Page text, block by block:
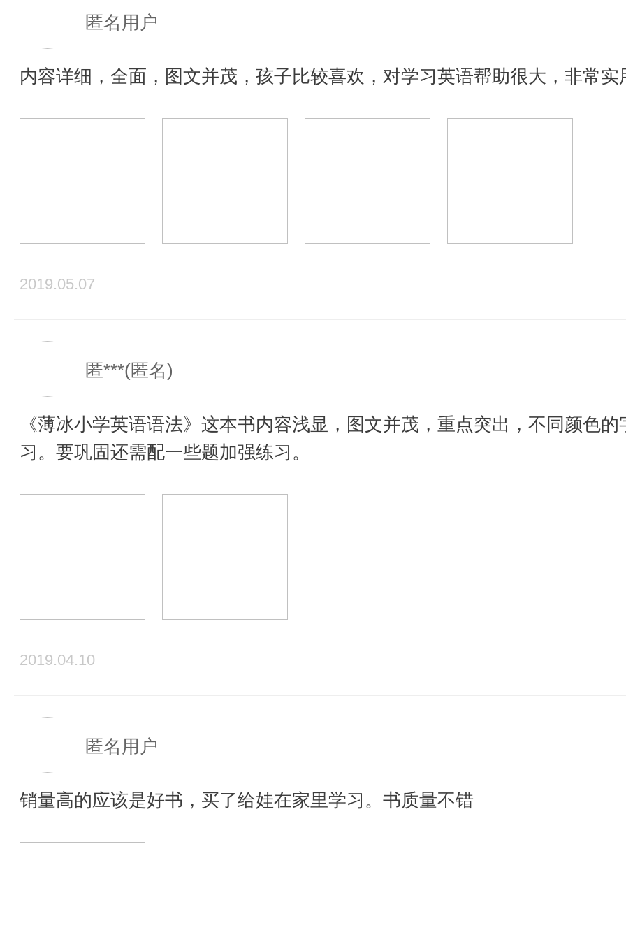
匿名用户
内容详细，全面，图文并茂，孩子比较喜欢，对学习英语帮助很大，非常
2019.05.07
匿***(匿名)
《薄冰小学英语语法》这本书内容浅显，图文并茂，重点突出，不同颜色
习。要巩固还需配一些题加强练习。
2019.04.10
匿名用户
销量高的应该是好书，买了给娃在家里学习。书质量不错